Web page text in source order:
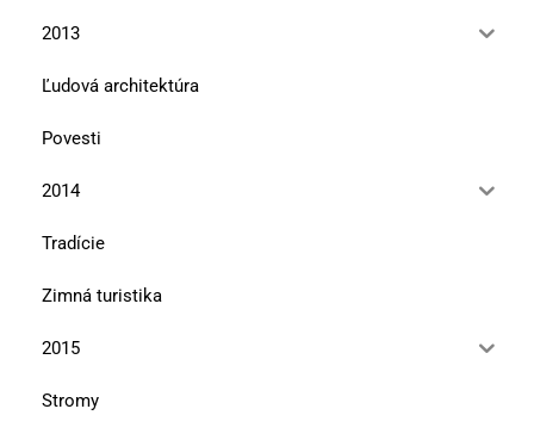
2013
Ľudová architektúra
Povesti
2014
Tradície
Zimná turistika
2015
Stromy